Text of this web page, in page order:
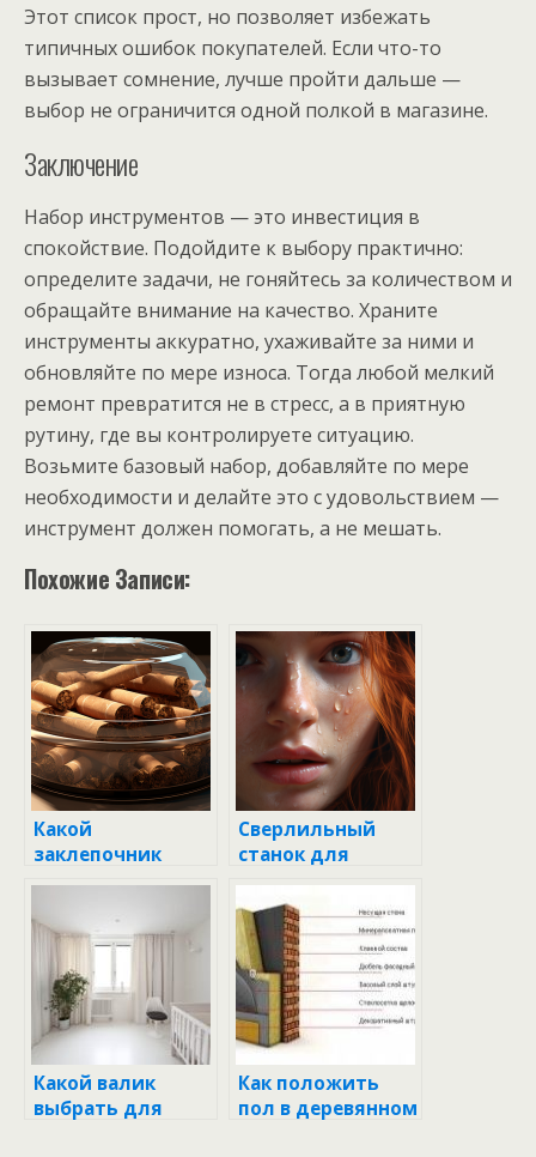
Этот список прост, но позволяет избежать
типичных ошибок покупателей. Если что-то
вызывает сомнение, лучше пройти дальше —
выбор не ограничится одной полкой в магазине.
Заключение
Набор инструментов — это инвестиция в
спокойствие. Подойдите к выбору практично:
определите задачи, не гоняйтесь за количеством и
обращайте внимание на качество. Храните
инструменты аккуратно, ухаживайте за ними и
обновляйте по мере износа. Тогда любой мелкий
ремонт превратится не в стресс, а в приятную
рутину, где вы контролируете ситуацию.
Возьмите базовый набор, добавляйте по мере
необходимости и делайте это с удовольствием —
инструмент должен помогать, а не мешать.
Похожие Записи:
Какой
заклепочник
выбрать:
руководство для
каждого
Сверлильный
станок для
домашней
мастерской:
какой лучше
выбрать?
Какой валик
выбрать для
Как положить
пол в деревянном